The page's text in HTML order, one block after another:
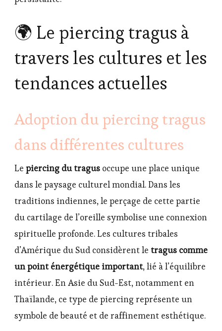
🌍 Le piercing tragus à
travers les cultures et les
tendances actuelles
Adoption du piercing tragus
dans différentes cultures
Le piercing du tragus occupe une place unique
dans le paysage culturel mondial. Dans les
traditions indiennes, le perçage de cette partie
du cartilage de l’oreille symbolise une connexion
spirituelle profonde. Les cultures tribales
d’Amérique du Sud considèrent le tragus comme
un point énergétique important, lié à l’équilibre
intérieur. En Asie du Sud-Est, notamment en
Thaïlande, ce type de piercing représente un
symbole de beauté et de raffinement esthétique.